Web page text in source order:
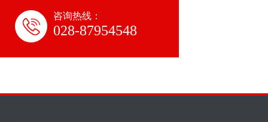
咨询热线：
028-87954548